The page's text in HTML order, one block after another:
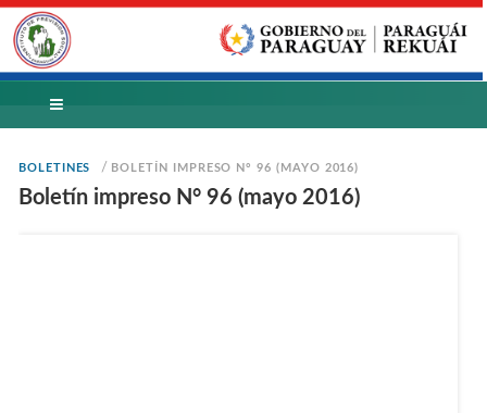
BOLETINES / BOLETÍN IMPRESO N° 96 (MAYO 2016)
Boletín impreso N° 96 (mayo 2016)